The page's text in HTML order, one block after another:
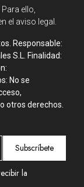
ello,
el aviso legal.
Responsable:
S.L. Finalidad:
No se
otros derechos.
Subscríbete
la